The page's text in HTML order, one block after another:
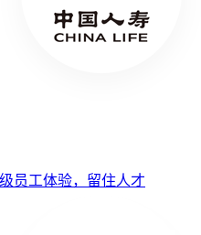
员工体验，留住人才